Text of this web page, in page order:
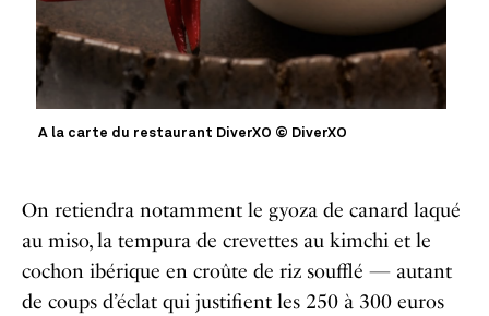
A la carte du restaurant DiverXO © DiverXO
On retiendra notamment le gyoza de canard laqué
au miso, la tempura de crevettes au kimchi et le
cochon ibérique en croûte de riz soufflé — autant
de coups d’éclat qui justifient les 250 à 300 euros